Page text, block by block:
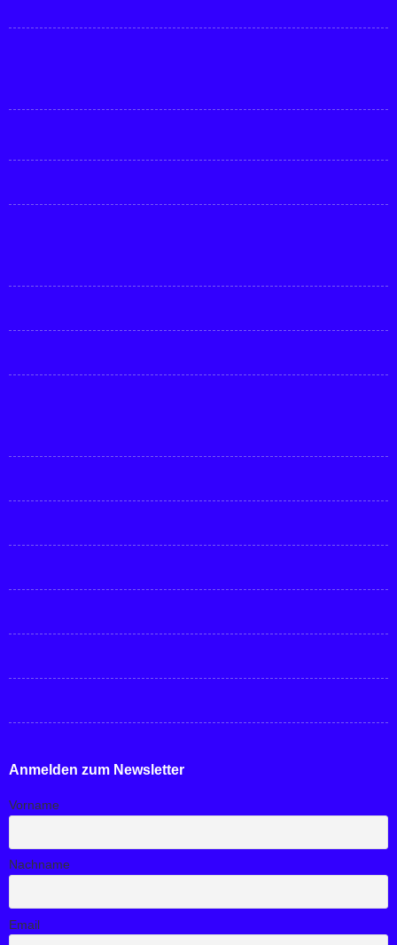
Anmelden zum Newsletter
Vorname
Nachname
Email